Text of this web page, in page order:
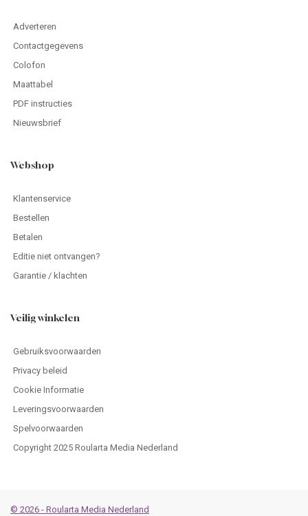
Adverteren
Contactgegevens
Colofon
Maattabel
PDF instructies
Nieuwsbrief
Webshop
Klantenservice
Bestellen
Betalen
Editie niet ontvangen?
Garantie / klachten
Veilig winkelen
Gebruiksvoorwaarden
Privacy beleid
Cookie Informatie
Leveringsvoorwaarden
Spelvoorwaarden
Copyright 2025 Roularta Media Nederland
© 2026 - Roularta Media Nederland